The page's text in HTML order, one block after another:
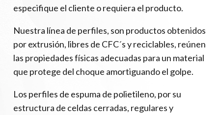
especifique el cliente o requiera el producto.
Nuestra línea de perfiles, son productos obtenidos
por extrusión, libres de CFC´s y reciclables, reúnen
las propiedades físicas adecuadas para un material
que protege del choque amortiguando el golpe.
Los perfiles de espuma de polietileno, por su
estructura de celdas cerradas, regulares y